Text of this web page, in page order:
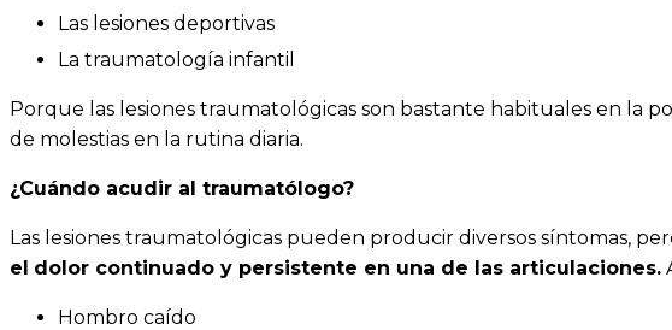
Las lesiones deportivas
La traumatología infantil
Porque las lesiones traumatológicas son bastante habituales en la
de molestias en la rutina diaria.
¿Cuándo acudir al traumatólogo?
Las lesiones traumatológicas pueden producir diversos síntomas,
el dolor continuado y persistente en una de las articulaciones.
Hombro caído